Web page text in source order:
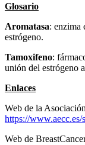
Glosario
Aromatasa: enzima
estrógeno.
Tamoxifeno:
unión del estrógeno
Enlaces
Web de la
https://www.aecc.es/
Web de